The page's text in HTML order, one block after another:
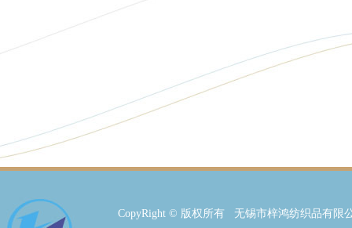
CopyRight © 版权所有 无锡市梓鸿纺织品有限